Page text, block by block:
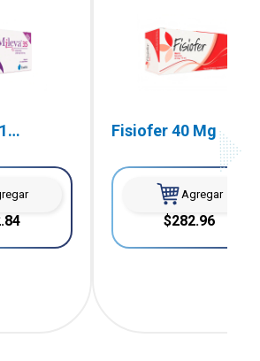
Fisiofer 40 Mg
Agregar
$282.96